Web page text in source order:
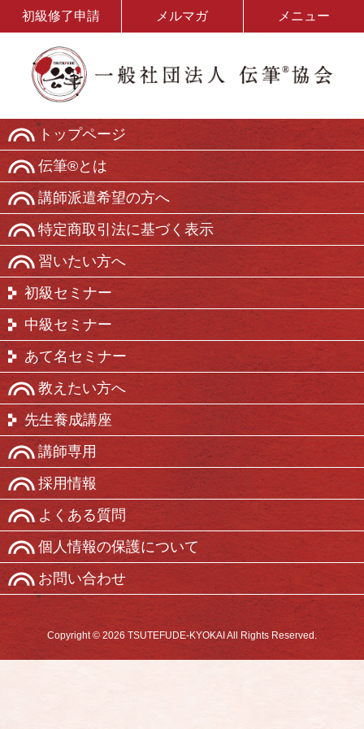
初級修了申請 メルマガ メニュー
トップページ
伝筆®とは
講師派遣希望の方へ
特定商取引法に基づく表示
習いたい方へ
初級セミナー
中級セミナー
あて名セミナー
教えたい方へ
先生養成講座
講師専用
採用情報
よくある質問
個人情報の保護について
お問い合わせ
Copyright © 2026 TSUTEFUDE-KYOKAI All Rights Reserved.